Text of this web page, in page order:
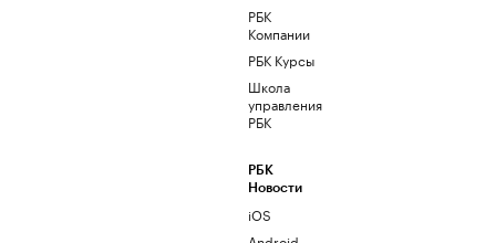
РБК
Компании
РБК Курсы
Школа
управления
РБК
РБК
Новости
iOS